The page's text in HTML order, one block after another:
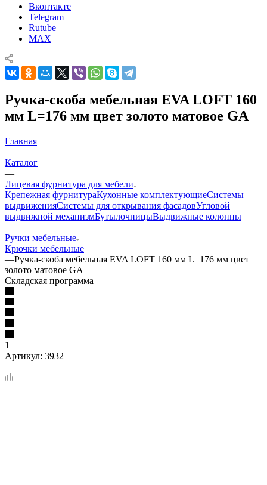
Вконтакте
Telegram
Rutube
MAX
Ручка-скоба мебельная EVA LOFT 160
мм L=176 мм цвет золото матовое GA
Главная
—
Каталог
—
Лицевая фурнитура для мебели
Крепежная фурнитураКухонные комплектующиеСистемы
выдвиженияСистемы для открывания фасадовУгловой
выдвижной механизмБутылочницыВыдвижные колонны
—
Ручки мебельные
Крючки мебельные
—Ручка-скоба мебельная EVA LOFT 160 мм L=176 мм цвет
золото матовое GA
Складская программа
1
Артикул: 3932